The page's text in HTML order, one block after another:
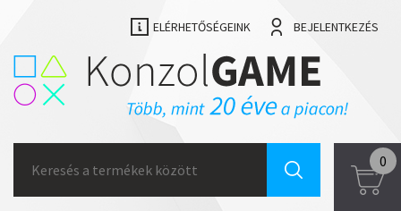
ELÉRHETŐSÉGEINK BEJELENTKEZÉS
for:
0